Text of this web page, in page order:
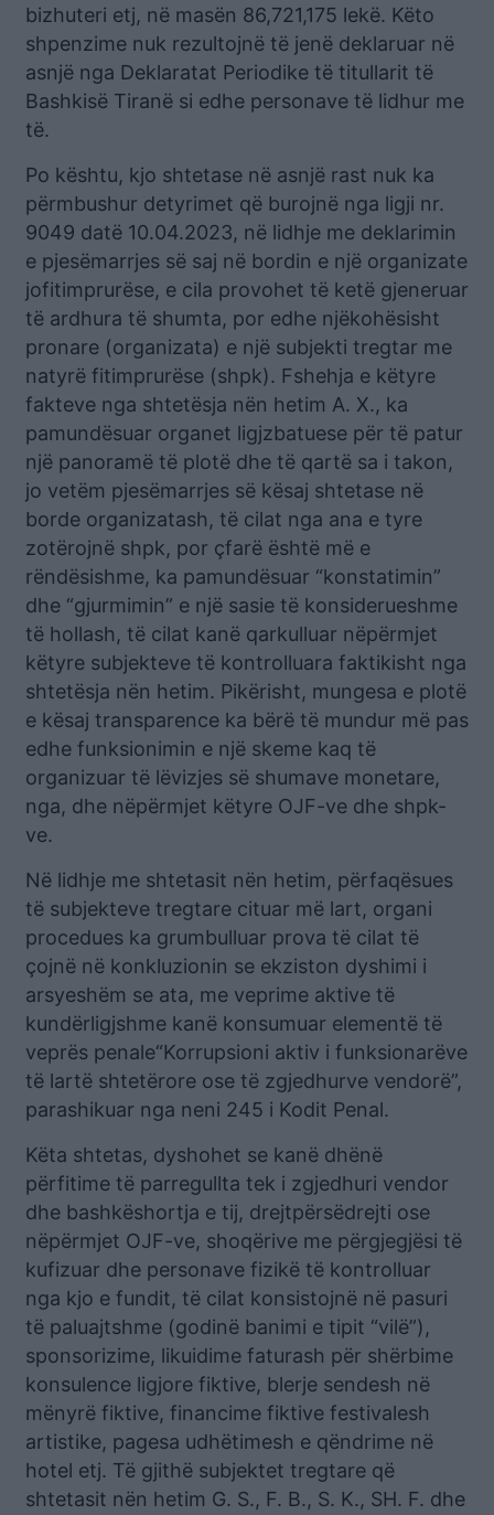
bizhuteri etj, në masën 86,721,175 lekë. Këto
shpenzime nuk rezultojnë të jenë deklaruar në
asnjë nga Deklaratat Periodike të titullarit të
Bashkisë Tiranë si edhe personave të lidhur me
të.
Po kështu, kjo shtetase në asnjë rast nuk ka
përmbushur detyrimet që burojnë nga ligji nr.
9049 datë 10.04.2023, në lidhje me deklarimin
e pjesëmarrjes së saj në bordin e një organizate
jofitimprurëse, e cila provohet të ketë gjeneruar
të ardhura të shumta, por edhe njëkohësisht
pronare (organizata) e një subjekti tregtar me
natyrë fitimprurëse (shpk). Fshehja e këtyre
fakteve nga shtetësja nën hetim A. X., ka
pamundësuar organet ligjzbatuese për të patur
një panoramë të plotë dhe të qartë sa i takon,
jo vetëm pjesëmarrjes së kësaj shtetase në
borde organizatash, të cilat nga ana e tyre
zotërojnë shpk, por çfarë është më e
rëndësishme, ka pamundësuar “konstatimin”
dhe “gjurmimin” e një sasie të konsiderueshme
të hollash, të cilat kanë qarkulluar nëpërmjet
këtyre subjekteve të kontrolluara faktikisht nga
shtetësja nën hetim. Pikërisht, mungesa e plotë
e kësaj transparence ka bërë të mundur më pas
edhe funksionimin e një skeme kaq të
organizuar të lëvizjes së shumave monetare,
nga, dhe nëpërmjet këtyre OJF-ve dhe shpk-
ve.
Në lidhje me shtetasit nën hetim, përfaqësues
të subjekteve tregtare cituar më lart, organi
procedues ka grumbulluar prova të cilat të
çojnë në konkluzionin se ekziston dyshimi i
arsyeshëm se ata, me veprime aktive të
kundërligjshme kanë konsumuar elementë të
veprës penale“Korrupsioni aktiv i funksionarëve
të lartë shtetërore ose të zgjedhurve vendorë”,
parashikuar nga neni 245 i Kodit Penal.
Këta shtetas, dyshohet se kanë dhënë
përfitime të parregullta tek i zgjedhuri vendor
dhe bashkëshortja e tij, drejtpërsëdrejti ose
nëpërmjet OJF-ve, shoqërive me përgjegjësi të
kufizuar dhe personave fizikë të kontrolluar
nga kjo e fundit, të cilat konsistojnë në pasuri
të paluajtshme (godinë banimi e tipit “vilë”),
sponsorizime, likuidime faturash për shërbime
konsulence ligjore fiktive, blerje sendesh në
mënyrë fiktive, financime fiktive festivalesh
artistike, pagesa udhëtimesh e qëndrime në
hotel etj. Të gjithë subjektet tregtare që
shtetasit nën hetim G. S., F. B., S. K., SH. F. dhe